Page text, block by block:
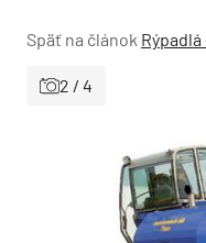
Späť na článok
2 / 4